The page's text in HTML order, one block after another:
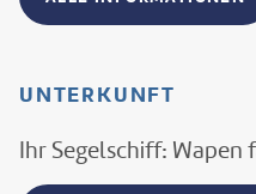
UNTERKUNFT
Ihr Segelschiff: Wapen